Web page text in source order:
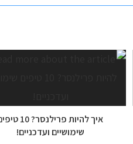
איך להיות פרילנסר? 10
שימושיים ועדכניים!